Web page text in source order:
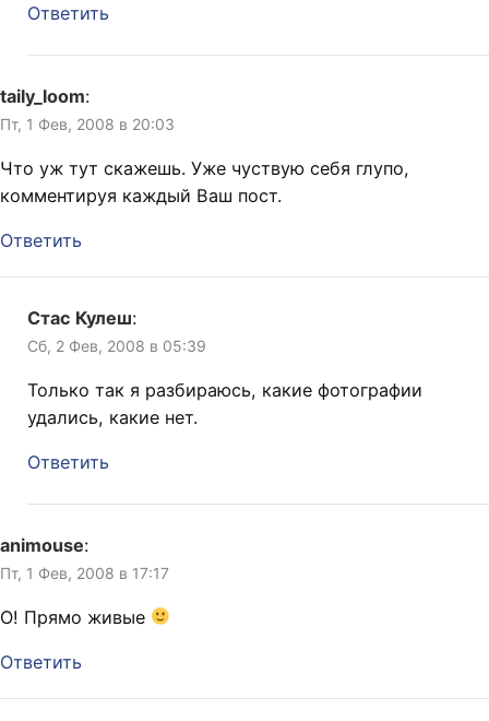
Ответить
taily_loom:
Пт, 1 Фев, 2008 в 20:03
Что уж тут скажешь. Уже чуствую себя глупо,
комментируя каждый Ваш пост.
Ответить
Стас Кулеш:
Сб, 2 Фев, 2008 в 05:39
Только так я разбираюсь, какие фотографии
удались, какие нет.
Ответить
animouse:
Пт, 1 Фев, 2008 в 17:17
О! Прямо живые
Ответить